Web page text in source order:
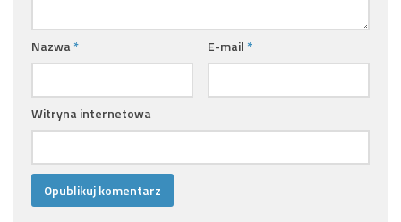
Nazwa * E-mail *
Witryna internetowa